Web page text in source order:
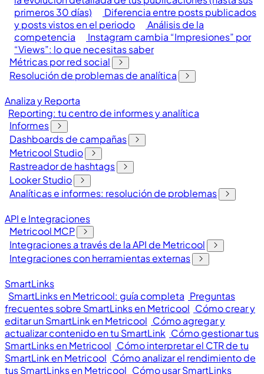
primeros 30 días)
Diferencia entre posts publicados
y posts vistos en el periodo
Análisis de la
competencia
Instagram cambia “Impresiones” por
“Views”: lo que necesitas saber
Métricas por red social
Resolución de problemas de analítica
Analiza y Reporta
Reporting: tu centro de informes y analítica
Informes
Dashboards de campañas
Metricool Studio
Rastreador de hashtags
Looker Studio
Analíticas e informes: resolución de problemas
API e Integraciones
Metricool MCP
Integraciones a través de la API de Metricool
Integraciones con herramientas externas
SmartLinks
SmartLinks en Metricool: guía completa Preguntas
frecuentes sobre SmartLinks en Metricool Cómo crear y
editar un SmartLink en Metricool Cómo agregar y
actualizar contenido en tu SmartLink Cómo gestionar tus
SmartLinks en Metricool Cómo interpretar el CTR de tu
SmartLink en Metricool Cómo analizar el rendimiento de
tus SmartLinks en Metricool Cómo usar SmartLinks